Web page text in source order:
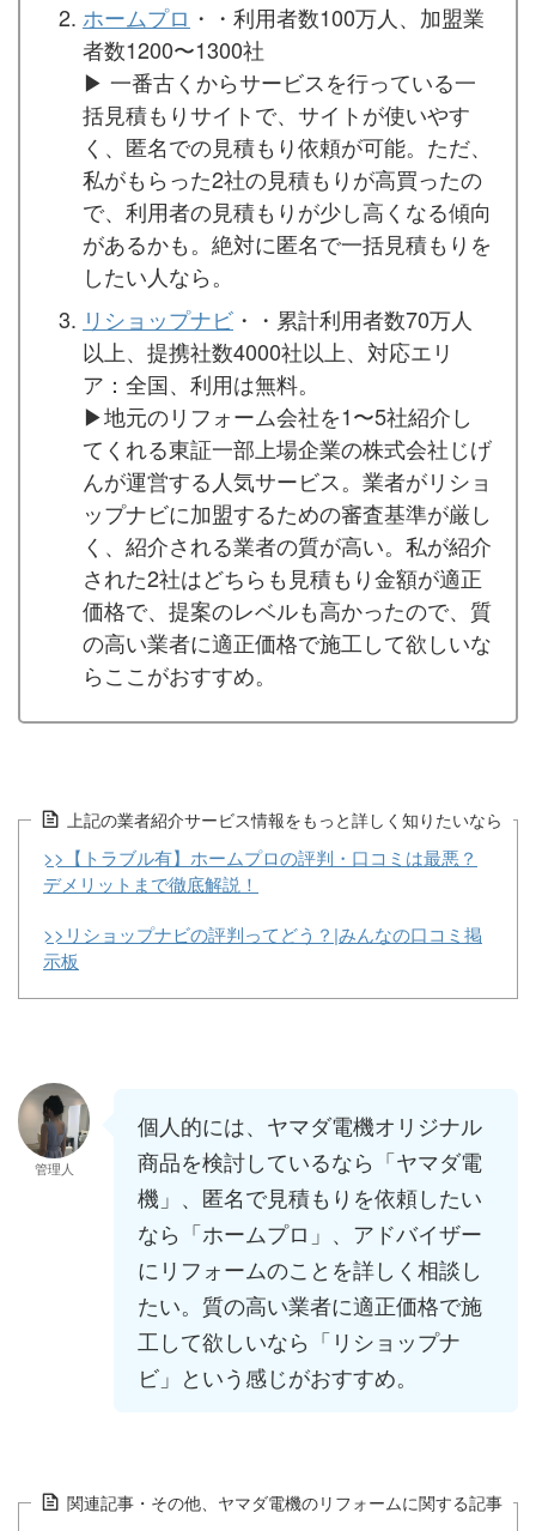
ホームプロ ・・利用者数100万人、加盟業
者数1200〜1300社
▶︎ 一番古くからサービスを行っている一
括見積もりサイトで、サイトが使いやす
く、匿名での見積もり依頼が可能。ただ、
私がもらった2社の見積もりが高買ったの
で、利用者の見積もりが少し高くなる傾向
があるかも。絶対に匿名で一括見積もりを
したい人なら。
リショップナビ ・・累計利用者数70万人
以上、提携社数4000社以上、対応エリ
ア：全国、利用は無料。
▶︎地元のリフォーム会社を1〜5社紹介し
てくれる東証一部上場企業の株式会社じげ
んが運営する人気サービス。業者がリショ
ップナビに加盟するための審査基準が厳し
く、紹介される業者の質が高い。私が紹介
された2社はどちらも見積もり金額が適正
価格で、提案のレベルも高かったので、質
の高い業者に適正価格で施工して欲しいな
らここがおすすめ。
上記の業者紹介サービス情報をもっと詳しく知りたいなら
>>【トラブル有】ホームプロの評判・口コミは最悪？
デメリットまで徹底解説！
>>リショップナビの評判ってどう？|みんなの口コミ掲
示板
管理人
個人的には、ヤマダ電機オリジナル
商品を検討しているなら「ヤマダ電
機」、匿名で見積もりを依頼したい
なら「ホームプロ」、アドバイザー
にリフォームのことを詳しく相談し
たい。質の高い業者に適正価格で施
工して欲しいなら「リショップナ
ビ」という感じがおすすめ。
関連記事・その他、ヤマダ電機のリフォームに関する記事